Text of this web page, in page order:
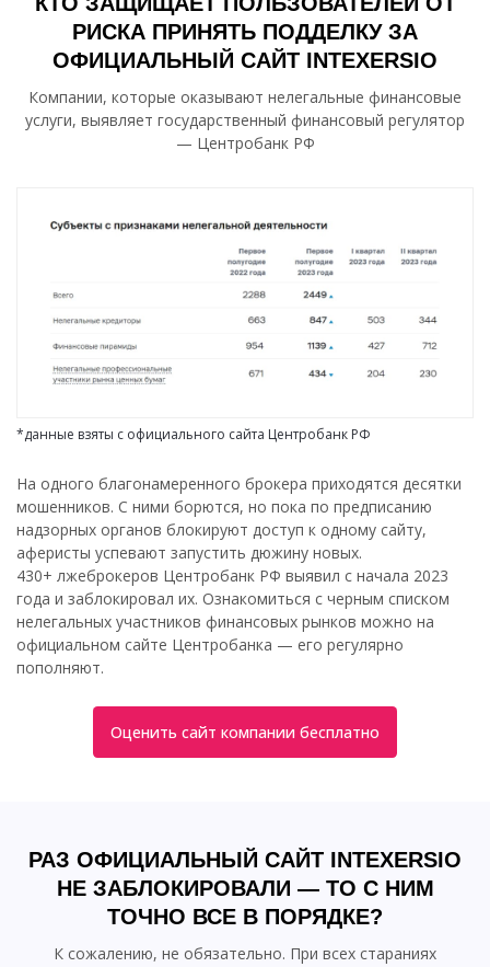
РИСКА ПРИНЯТЬ ПОДДЕЛКУ ЗА
ОФИЦИАЛЬНЫЙ САЙТ INTEXERSIO
Компании, которые оказывают нелегальные финансовые
услуги, выявляет государственный финансовый регулятор
— Центробанк РФ
*данные взяты с официального сайта Центробанк РФ
На одного благонамеренного брокера приходятся десятки
мошенников. С ними борются, но пока по предписанию
надзорных органов блокируют доступ к одному сайту,
аферисты успевают запустить дюжину новых.
430+ лжеброкеров Центробанк РФ выявил с начала 2023
года и заблокировал их. Ознакомиться с черным списком
нелегальных участников финансовых рынков можно на
официальном сайте Центробанка — его регулярно
пополняют.
Оценить сайт компании бесплатно
РАЗ ОФИЦИАЛЬНЫЙ САЙТ INTEXERSIO
НЕ ЗАБЛОКИРОВАЛИ — ТО С НИМ
ТОЧНО ВСЕ В ПОРЯДКЕ?
К сожалению, не обязательно. При всех стараниях